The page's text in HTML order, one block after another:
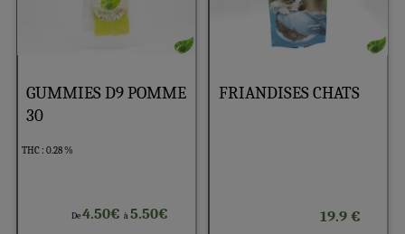
GUMMIES D9 POMME
30
THC : 0.28 %
De4.50€à5.50€
FRIANDISES CHATS
19.9 €